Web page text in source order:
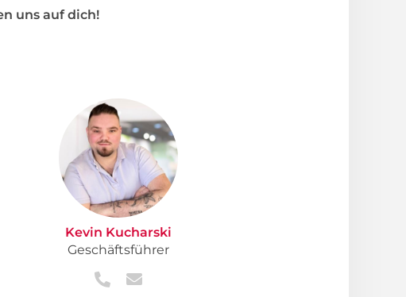
uns auf dich!
Kevin Kucharski
Geschäftsführer